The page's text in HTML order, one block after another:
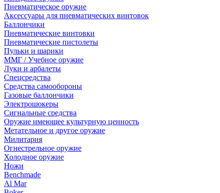
Пневматическое оружие
Аксессуары для пневматических винтовок
Баллончики
Пневматические винтовки
Пневматические пистолеты
Пульки и шарики
ММГ / Учебное оружие
Луки и арбалеты
Спецсредства
Средства самообороны
Газовые баллончики
Электрошокеры
Сигнальные средства
Оружие имеющее культурную ценность
Метательное и другое оружие
Милитария
Огнестрельное оружие
Холодное оружие
Ножи
Benchmade
Al Mar